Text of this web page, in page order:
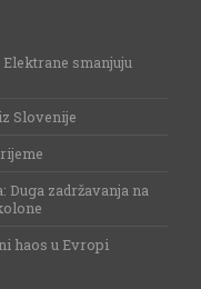
smanjuju
Slovenije
Duga zadržavanja na
haos u Evropi